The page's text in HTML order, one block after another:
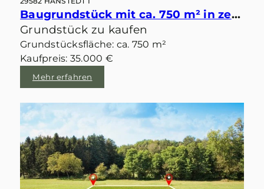
Baugrundstück mit ca. 750 m² in zentraler idyllischer Lage von Velgen
Grundstück zu kaufen
Grundstücksfläche: ca. 750 m²
Kaufpreis: 35.000 €
Mehr erfahren